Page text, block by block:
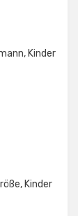
Kinder
Kinder